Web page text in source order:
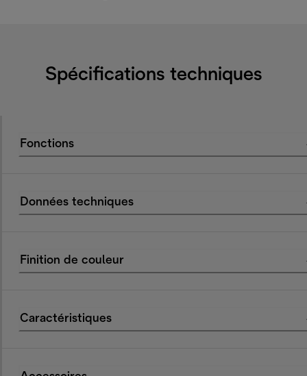
Spécifications techniques
Fonctions
Données techniques
Finition de couleur
Caractéristiques